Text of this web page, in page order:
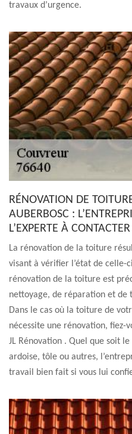
travaux d’urgence.
RÉNOVATION DE
AUBERBOSC :
L’EXPERTE À CONTACTER
La rénovation de la toiture
visant à vérifier l’état de celle-
rénovation de la toiture est
nettoyage, de réparation et
Dans le cas où la toiture de
nécessite une rénovation, fiez-
JL Rénovation . Quel que soit
ardoise, tôle ou autres,
travail bien fait si vous lui